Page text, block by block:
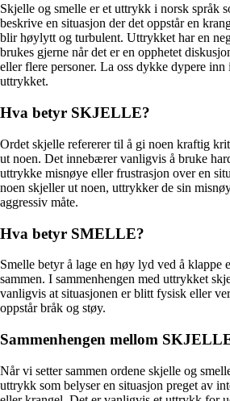
Skjelle og smelle er et uttrykk i norsk språk
beskrive en situasjon der det oppstår en
blir høylytt og turbulent. Uttrykket har en
brukes gjerne når det er en opphetet
eller flere personer. La oss dykke dypere
uttrykket.
Hva betyr SKJELLE?
Ordet skjelle refererer til å gi noen kraftig
ut noen. Det innebærer vanligvis å bruke
uttrykke misnøye eller frustrasjon over en
noen skjeller ut noen, uttrykker de sin
aggressiv måte.
Hva betyr SMELLE?
Smelle betyr å lage en høy lyd ved å klappe
sammen. I sammenhengen med uttrykket
vanligvis at situasjonen er blitt fysisk eller
oppstår bråk og støy.
Sammenhengen mellom
Når vi setter sammen ordene skjelle og
uttrykk som belyser en situasjon preget av